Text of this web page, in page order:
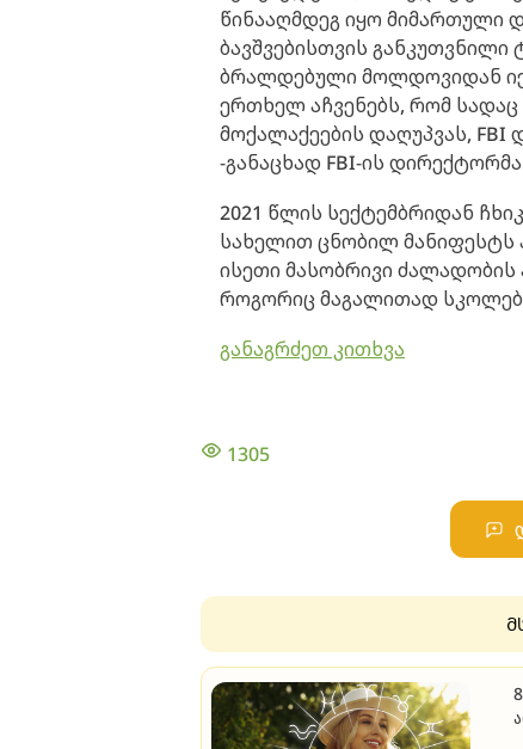
წინააღმდეგ იყო მიმართული
ბავშვებისთვის
ბრალდებული მოლდოვიდან
ერთხელ აჩვენებს, რომ
მოქალაქეების დაღუპვას, FBI
-განაცხად FBI-ის
2021 წლის სექტემბრიდან
სახელით ცნობილ
ისეთი მასობრივი
როგორიც მაგალითად
განაგრძეთ კითხვა
1305